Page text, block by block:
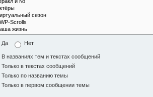
Да Нет
В названиях тем и текстах сообщений
Только в текстах сообщений
Только по названию темы
Только в первом сообщении темы